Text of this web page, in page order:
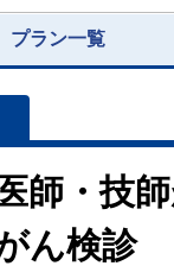
プラン一覧
師・技
ん検診